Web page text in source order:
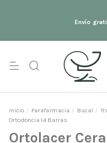
Envío
Inicio Parafarmacia Bucal
Ortodoncia 14 Barras
Ortolacer